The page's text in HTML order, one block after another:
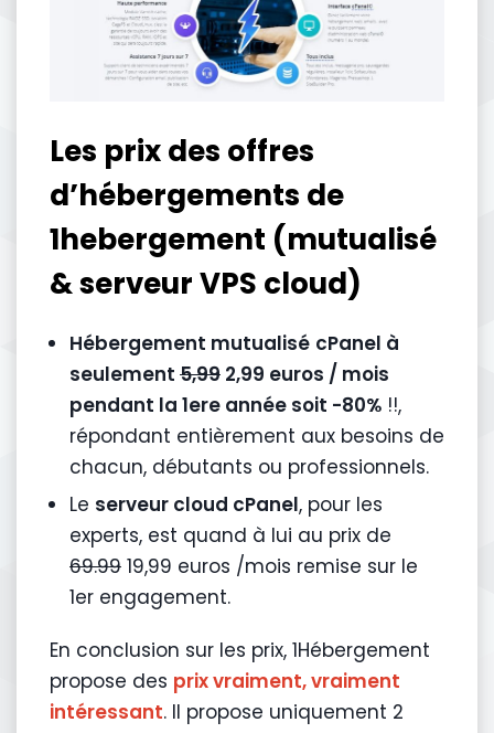
Les prix des offres
d’hébergements de
1hebergement (mutualisé
& serveur VPS cloud)
Hébergement mutualisé cPanel à
seulement 5,99 2,99 euros / mois
pendant la 1ere année soit -80% !!,
répondant entièrement aux besoins de
chacun, débutants ou professionnels.
Le serveur cloud cPanel, pour les
experts, est quand à lui au prix de
69.99 19,99 euros /mois remise sur le
1er engagement.
En conclusion sur les prix, 1Hébergement
propose des prix vraiment, vraiment
intéressant. Il propose uniquement 2